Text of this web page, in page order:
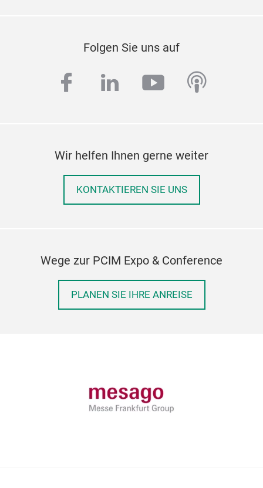
Folgen Sie uns auf
facebook
linkedinyoutube
Wir helfen Ihnen gerne weiter
KONTAKTIEREN SIE UNS
Wege zur PCIM Expo & Conference
PLANEN SIE IHRE ANREISE